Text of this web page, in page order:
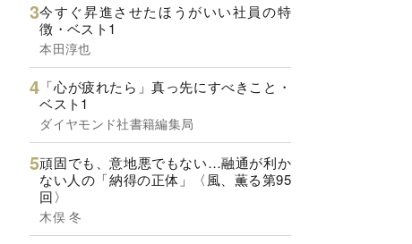
今すぐ昇進させたほうがいい社員の特
徴・ベスト1
本田淳也
「心が疲れたら」真っ先にすべきこと・
ベスト1
ダイヤモンド社書籍編集局
頑固でも、意地悪でもない…融通が利か
ない人の「納得の正体」〈風、薫る第95
回〉
木俣 冬